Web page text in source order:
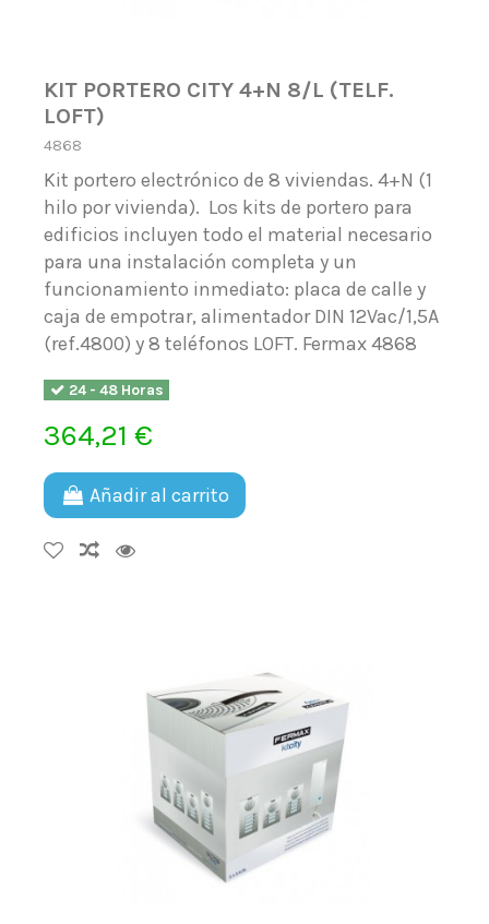
KIT PORTERO CITY 4+N 8/L (TELF.
LOFT)
4868
Kit portero electrónico de 8 viviendas. 4+N (1
hilo por vivienda). Los kits de portero para
edificios incluyen todo el material necesario
para una instalación completa y un
funcionamiento inmediato: placa de calle y
caja de empotrar, alimentador DIN 12Vac/1,5A
(ref.4800) y 8 teléfonos LOFT. Fermax 4868
24 - 48 Horas
364,21 €
Añadir al carrito